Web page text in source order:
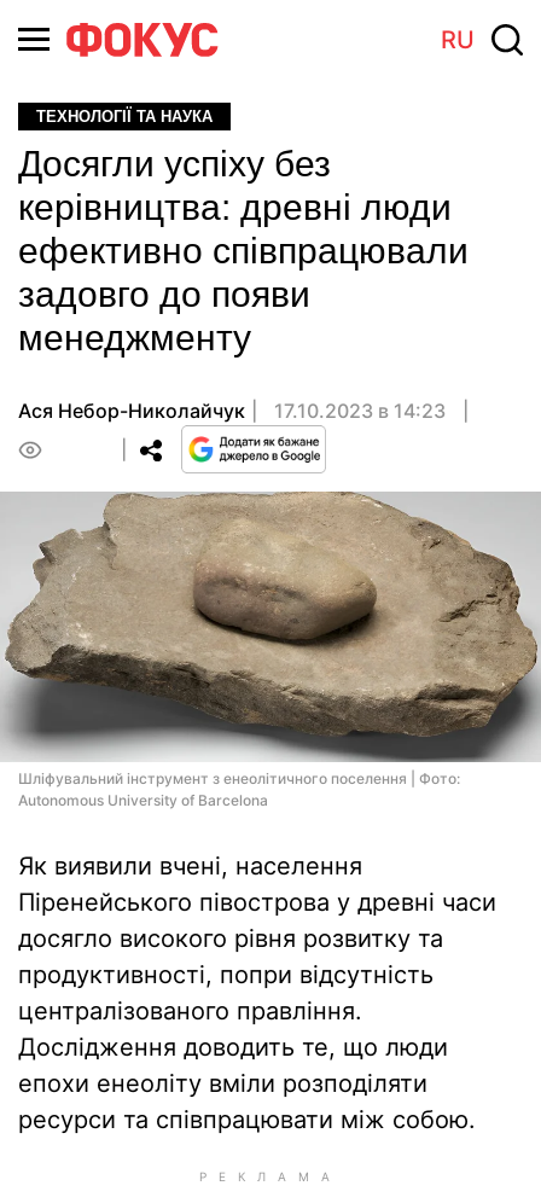
RU
ТЕХНОЛОГІЇ ТА НАУКА
Досягли успіху без
керівництва: древні люди
ефективно співпрацювали
задовго до появи
менеджменту
Ася Небор-Николайчук
17.10.2023 в 14:23
Шліфувальний інструмент з енеолітичного поселення | Фото:
Autonomous University of Barcelona
Як виявили вчені, населення
Піренейського півострова у древні часи
досягло високого рівня розвитку та
продуктивності, попри відсутність
централізованого правління.
Дослідження доводить те, що люди
епохи енеоліту вміли розподіляти
ресурси та співпрацювати між собою.